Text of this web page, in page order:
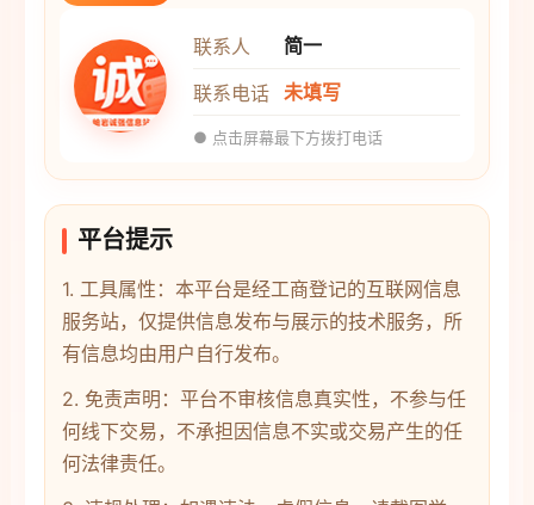
联系人
简一
联系电话 未填写
● 点击屏幕最下方拨打电话
平台提示
1. 工具属性：本平台是经工商登记的互联网信息
服务站，仅提供信息发布与展示的技术服务，所
有信息均由用户自行发布。
2. 免责声明：平台不审核信息真实性，不参与任
何线下交易，不承担因信息不实或交易产生的任
何法律责任。